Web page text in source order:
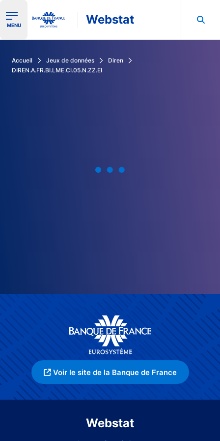
Ouvrir le menu de navigation
MENU Webstat
Accueil Jeux de données
Diren
DIREN.A.FR.BI.LME.CI.05.N.ZZ.EI
Voir le site de la Banque de France
Webstat